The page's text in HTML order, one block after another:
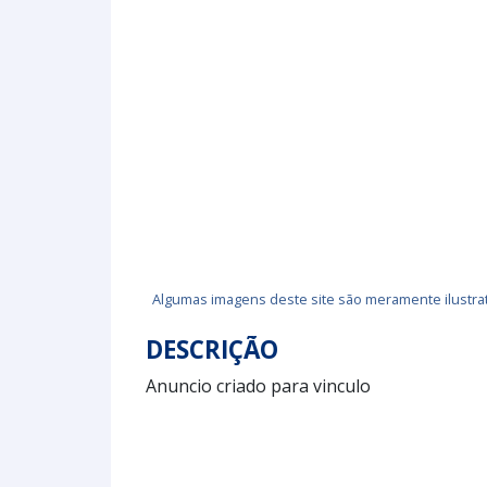
Algumas imagens deste site são meramente
DESCRIÇÃO
Anuncio criado para vinculo